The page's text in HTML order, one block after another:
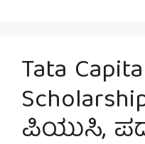
Tata
ಪಿಯುಸಿ,